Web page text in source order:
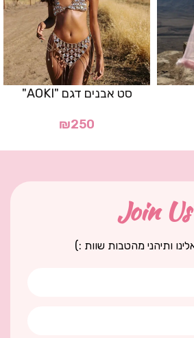
סט אבנים דגם "AOKI"
₪250
Join Us
ותיהני מהטבות שוות :)